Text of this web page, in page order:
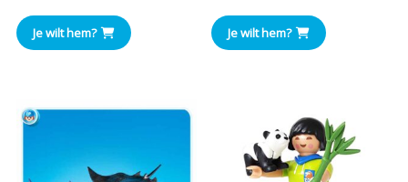
prijs
is:
Je wilt hem? Je wilt hem?